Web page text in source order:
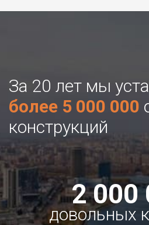
За 20 лет мы
более 5 000 000
конструкций
2 000
довольных